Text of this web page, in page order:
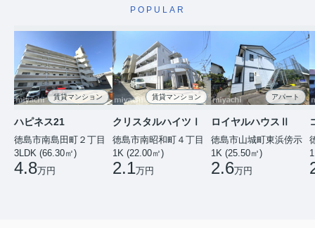
POPULAR
賃貸マンション
ハピネス21
徳島市南島田町２丁目
3LDK (66.30㎡)
4.8万円
賃貸マンション
クリスタルハイツⅠ
徳島市南昭和町４丁目
1K (22.00㎡)
2.1万円
アパート
ロイヤルハウスⅡ
徳島市山城町東浜傍示
1K (25.50㎡)
2.6万円